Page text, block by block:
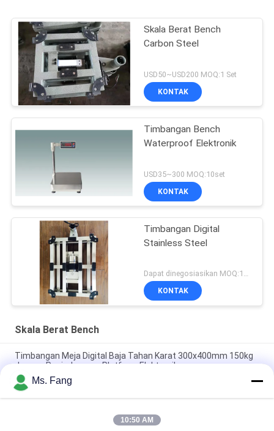
Skala Berat Bench
Carbon Steel
USD50~USD200 MOQ:1 Set
KONTAK
Timbangan Bench
Waterproof Elektronik
USD35~300 MOQ:10set
KONTAK
Timbangan Digital
Stainless Steel
Dapat dinegosiasikan MOQ:1set
KONTAK
Skala Berat Bench
Timbangan Meja Digital Baja Tahan Karat 300x400mm 150kg
dengan Penimbangan Platform Elektronik
50*60 Electronic Beam Balance Bench Electronic Digital
Platform Weighing Scales (Bandalan Balok Elektronik)
Timbangan Bangku Tahan Air Baja Tahan Karat 30x40cm 304
Ms. Fang
10:50 AM